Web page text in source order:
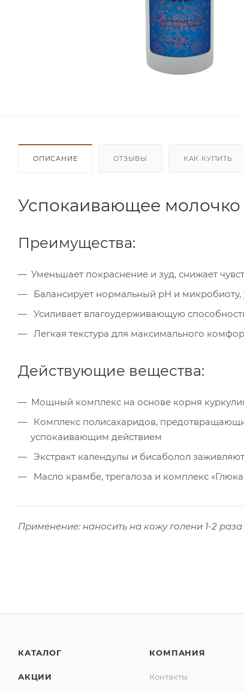
ОПИСАНИЕ ОТЗЫВЫ КАК КУПИТЬ
Успокаивающее молочко
Преимущества:
Уменьшает покраснение и зуд, снижает
Балансирует нормальный pH и
Усиливает влагоудерживающую
Легкая текстура для максимального
Действующие вещества:
Мощный комплекс на основе корня
Комплекс полисахаридов,
успокаивающим действием
Экстракт календулы и бисаболол
Масло крамбе, трегалоза и комплекс
Применение: наносить на кожу голени 1-2
КАТАЛОГ
АКЦИИ
КОМПАНИЯ
Контакты